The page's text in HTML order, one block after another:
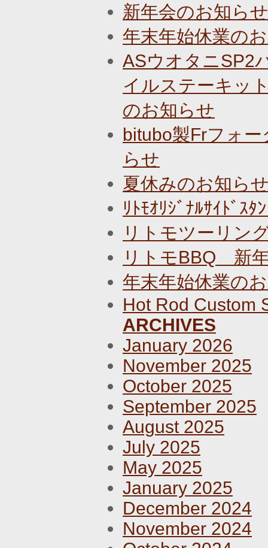
新年会のお知らせ
年末年始休業の
ASウオタニSP2
イルステーキッ
のお知らせ
bitubo製Frフォ
らせ
夏休みのお知ら
ﾘﾄﾓｵﾘｼﾞﾅﾙｻｲﾄﾞｽ
リトモツーリン
リトモBBQ 新
年末年始休業の
Hot Rod Custom
ARCHIVES
January 2026
November 2025
October 2025
September 2025
August 2025
July 2025
May 2025
January 2025
December 2024
November 2024